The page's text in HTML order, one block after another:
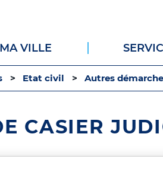
principal
MA VILLE
Etat civil Autres
CASIER